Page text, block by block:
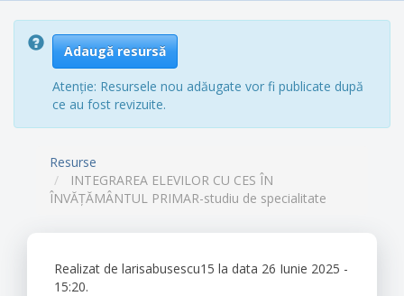
Adaugă resursă
Atenție: Resursele nou adăugate vor fi publicate după
ce au fost revizuite.
Resurse
INTEGRAREA ELEVILOR CU CES ÎN
ÎNVĂȚĂMÂNTUL PRIMAR-studiu de specialitate
Realizat de larisabusescu15 la data 26 Iunie 2025 -
15:20.